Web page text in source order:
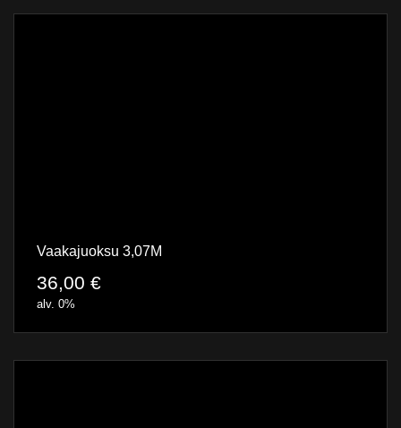
Vaakajuoksu 3,07M
36,00 €
alv. 0%